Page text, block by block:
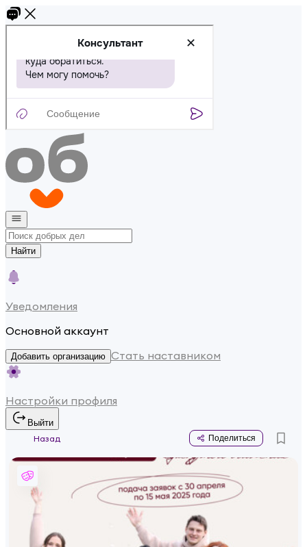
Найти
Уведомления
Основной аккаунт
Добавить организацию Стать наставником
Настройки профиля
Выйти
Назад
Поделиться